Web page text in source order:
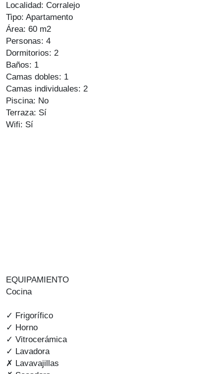
Localidad: Corralejo
Tipo: Apartamento
Área: 60 m2
Personas: 4
Dormitorios: 2
Baños: 1
Camas dobles: 1
Camas individuales: 2
Piscina: No
Terraza: Sí
Wifi: Sí
EQUIPAMIENTO
Cocina
✓ Frigorífico
✓ Horno
✓ Vitrocerámica
✓ Lavadora
✗ Lavavajillas